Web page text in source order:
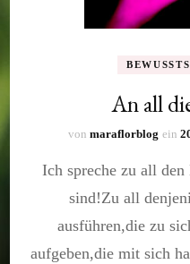
An all
von maraflorblog ein
Ich spreche zu all den
sind!Zu all
ausführen,die zu
aufgeben,die mit sich